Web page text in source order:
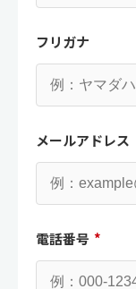
フリガナ
メールアドレス
電話番号 *